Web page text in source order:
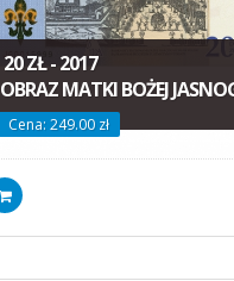
20 ZŁ - 2017
OBRAZ MATKI BOŻEJ
Cena: 249.00 zł